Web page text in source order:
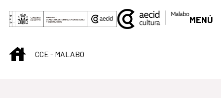
Saltar al contenido principal
MENÚ
INICIOCCE - MALABO